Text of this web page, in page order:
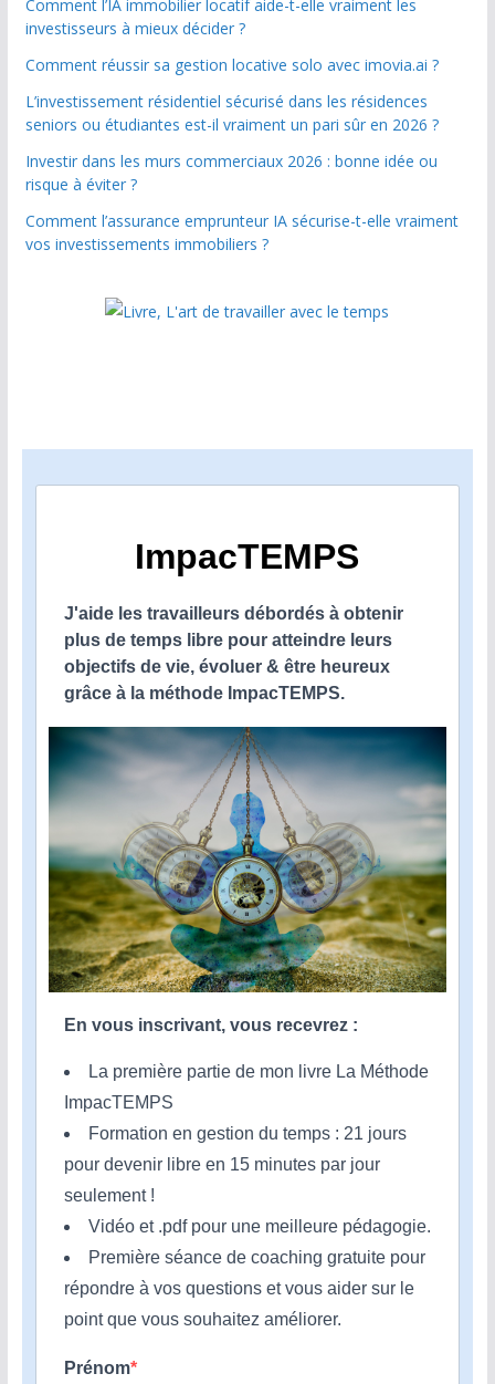
Comment l’IA immobilier locatif aide-t-elle vraiment les
investisseurs à mieux décider ?
Comment réussir sa gestion locative solo avec imovia.ai ?
L’investissement résidentiel sécurisé dans les résidences
seniors ou étudiantes est-il vraiment un pari sûr en 2026 ?
Investir dans les murs commerciaux 2026 : bonne idée ou
risque à éviter ?
Comment l’assurance emprunteur IA sécurise-t-elle vraiment
vos investissements immobiliers ?
ImpacTEMPS
J'aide les travailleurs débordés à obtenir
plus de temps libre pour atteindre leurs
objectifs de vie, évoluer & être heureux
grâce à la méthode ImpacTEMPS.
En vous inscrivant, vous recevrez :
La première partie de mon livre La Méthode
ImpacTEMPS
Formation en gestion du temps : 21 jours
pour devenir libre en 15 minutes par jour
seulement !
Vidéo et .pdf pour une meilleure pédagogie.
Première séance de coaching gratuite pour
répondre à vos questions et vous aider sur le
point que vous souhaitez améliorer.
Prénom